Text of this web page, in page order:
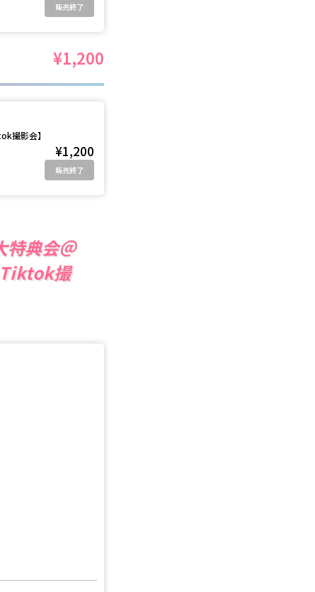
販売終了
¥1,200
撮影会】
¥1,200
販売終了
特典会＠
Tiktok撮